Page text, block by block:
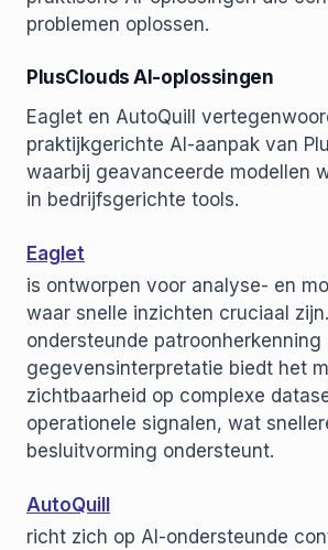
problemen oplossen.
PlusClouds AI-oplossingen
Eaglet en AutoQuill
praktijkgerichte AI-aanpak van
waarbij geavanceerde modellen
in bedrijfsgerichte tools.
Eaglet
is ontworpen voor analyse- en
waar snelle inzichten cruciaal
ondersteunde patroonherkenning
gegevensinterpretatie biedt het
zichtbaarheid op complexe
operationele signalen, wat
besluitvorming ondersteunt.
AutoQuill
richt zich op AI-ondersteunde